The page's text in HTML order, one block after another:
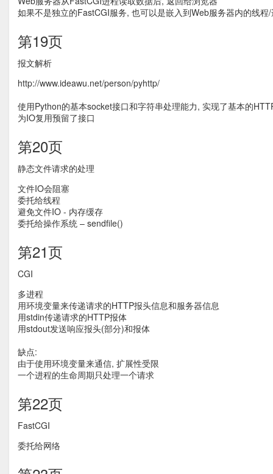
如果不是独立的FastCGI服务, 也可以是嵌入到Web服务器内的线
第19页
报文解析
http://www.ideawu.net/person/pyhttp/
使用Python的基本socket接口和字符串处理能力, 实现了基本的
为IO复用预留了接口
第20页
静态文件请求的处理
文件IO会阻塞
委托给线程
避免文件IO - 内存缓存
委托给操作系统 – sendfile()
第21页
CGI
多进程
用环境变量来传递请求的HTTP报头信息和服务器信息
用stdin传递请求的HTTP报体
用stdout发送响应报头(部分)和报体
缺点:
由于使用环境变量来通信, 扩展性受限
一个进程的生命周期只处理一个请求
第22页
FastCGI
委托给网络